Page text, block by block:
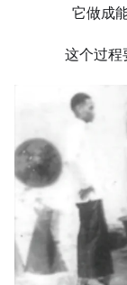
它做成
这个过程